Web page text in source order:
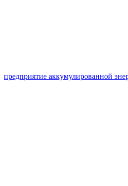
предприятие аккумулированной